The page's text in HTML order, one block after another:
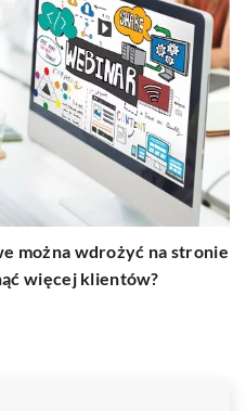
można wdrożyć na stronie
więcej klientów?